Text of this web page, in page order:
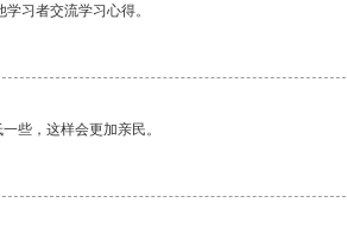
习者交流学习心得。
些，这样会更加亲民。